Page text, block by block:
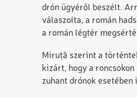
drón ügyéről beszélt.
válaszolta, a román
a román légtér
Miruță szerint a
kizárt, hogy a
zuhant drónok